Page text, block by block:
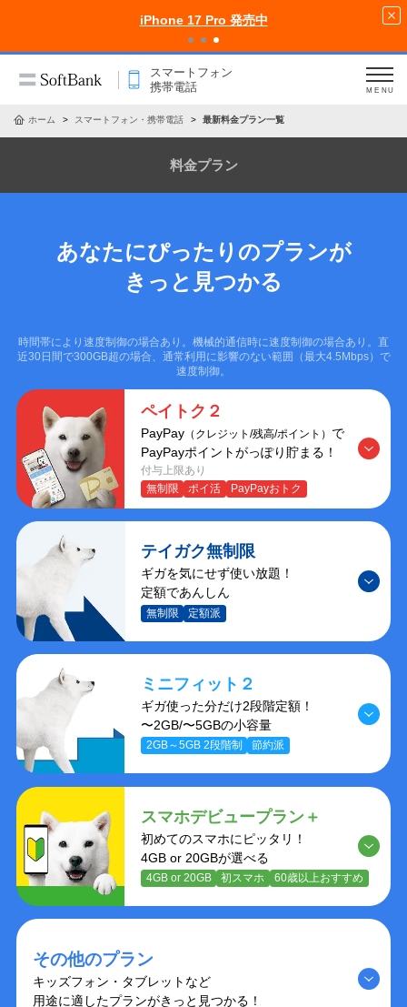
ポイントがっぽり料金プランペイトク2
スマートフォン
携帯電話
MENU
ホーム スマートフォン・携帯電話 最新料金プラン一覧
料金プラン
あなたにぴったりのプランが
きっと見つかる
時間帯により速度制御の場合あり。機械的通信時に速度制御の場合あり。直
近30日間で300GB超の場合、通常利用に影響のない範囲（最大4.5Mbps）で
速度制御。
ペイトク２
PayPay （クレジット/残高/ポイント） で
PayPayポイントがっぽり貯まる！
付与上限あり
無制限
ポイ活 PayPayおトク
テイガク無制限
ギガを気にせず使い放題！
定額であんしん
無制限 定額派
ミニフィット２
ギガ使った分だけ2段階定額！
〜2GB/〜5GBの小容量
2GB～5GB 2段階制 節約派
スマホデビュープラン＋
初めてのスマホにピッタリ！
4GB or 20GBが選べる
4GB or 20GB 初スマホ 60歳以上おすすめ
その他のプラン
キッズフォン・タブレットなど
用途に適したプランがきっと見つかる！